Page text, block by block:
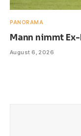
PANORAMA
Mann nimmt
August 6, 2026